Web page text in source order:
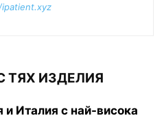
ТЯХ ИЗДЕЛИЯ
и Италия с най-висока